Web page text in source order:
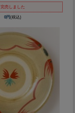
完売しました
0円(税込)